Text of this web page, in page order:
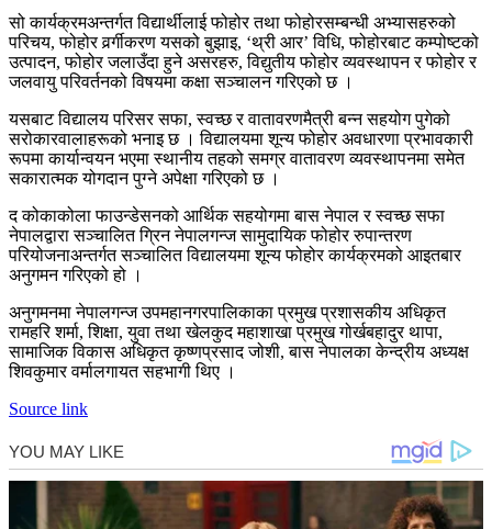
सो कार्यक्रमअन्तर्गत विद्यार्थीलाई फोहोर तथा फोहोरसम्बन्धी अभ्यासहरुको
परिचय, फोहोर वर्र्गीकरण यसको बुझाइ, ‘थ्री आर’ विधि, फोहोरबाट कम्पोष्टको
उत्पादन, फोहोर जलाउँदा हुने असरहरु, विद्युतीय फोहोर व्यवस्थापन र फोहोर र
जलवायु परिवर्तनको विषयमा कक्षा सञ्चालन गरिएको छ ।
यसबाट विद्यालय परिसर सफा, स्वच्छ र वातावरणमैत्री बन्न सहयोग पुगेको
सरोकारवालाहरूको भनाइ छ । विद्यालयमा शून्य फोहोर अवधारणा प्रभावकारी
रूपमा कार्यान्वयन भएमा स्थानीय तहको समग्र वातावरण व्यवस्थापनमा समेत
सकारात्मक योगदान पुग्ने अपेक्षा गरिएको छ ।
द कोकाकोला फाउन्डेसनको आर्थिक सहयोगमा बास नेपाल र स्वच्छ सफा
नेपालद्वारा सञ्चालित ग्रिन नेपालगन्ज सामुदायिक फोहोर रुपान्तरण
परियोजनाअन्तर्गत सञ्चालित विद्यालयमा शून्य फोहोर कार्यक्रमको आइतबार
अनुगमन गरिएको हो ।
अनुगमनमा नेपालगन्ज उपमहानगरपालिकाका प्रमुख प्रशासकीय अधिकृत
रामहरि शर्मा, शिक्षा, युवा तथा खेलकुद महाशाखा प्रमुख गोर्खबहादुर थापा,
सामाजिक विकास अधिकृत कृष्णप्रसाद जोशी, बास नेपालका केन्द्रीय अध्यक्ष
शिवकुमार वर्मालगायत सहभागी थिए ।
Source link